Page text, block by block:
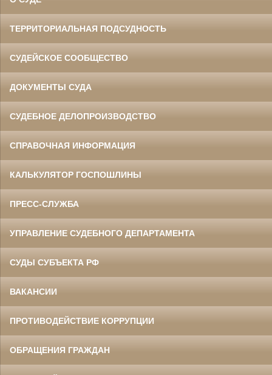
ТЕРРИТОРИАЛЬНАЯ ПОДСУДНОСТЬ
СУДЕЙСКОЕ СООБЩЕСТВО
ДОКУМЕНТЫ СУДА
СУДЕБНОЕ ДЕЛОПРОИЗВОДСТВО
СПРАВОЧНАЯ ИНФОРМАЦИЯ
КАЛЬКУЛЯТОР ГОСПОШЛИНЫ
ПРЕСС-СЛУЖБА
УПРАВЛЕНИЕ СУДЕБНОГО ДЕПАРТАМЕНТА
СУДЫ СУБЪЕКТА РФ
ВАКАНСИИ
ПРОТИВОДЕЙСТВИЕ КОРРУПЦИИ
ОБРАЩЕНИЯ ГРАЖДАН